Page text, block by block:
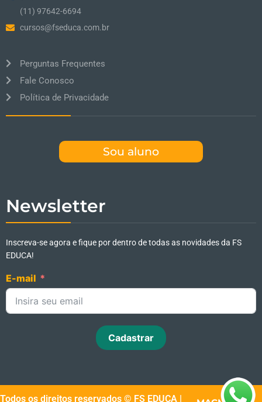
(11) 97642-6694
cursos@fseduca.com.br
Perguntas Frequentes
Fale Conosco
Política de Privacidade
Sou aluno
Newsletter
Inscreva-se agora e fique por dentro de todas as novidades da FS
EDUCA!
E-mail
Cadastrar
Todos os direitos reservados © FS EDUCA |